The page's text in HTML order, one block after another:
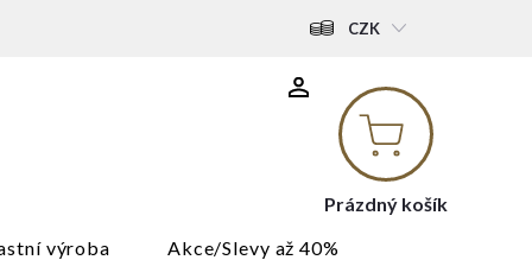
CZK
Nákupní
košík
Prázdný košík
výroba Akce/Slevy až 40%